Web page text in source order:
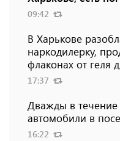
09:42
В Харькове
наркодилерку,
флаконах от геля
17:37
Дважды в течение
автомобили в
16:22